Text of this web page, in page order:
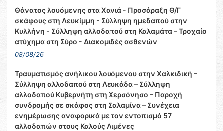
Θάνατος λουόμενης στα Χανιά - Προσάραξη Θ/Γ
σκάφους στη Λευκίμμη - Σύλληψη ημεδαπού στην
Κυλλήνη - Σύλληψη αλλοδαπού στη Καλαμάτα – Τροχαίο
ατύχημα στη Σύρο - Διακομιδές ασθενών
08/08/26
Τραυματισμός ανήλικου λουόμενου στην Χαλκιδική –
Σύλληψη αλλοδαπού στη Λευκάδα – Σύλληψη
αλλοδαπού Κυβερνήτη στη Χερσόνησο – Παροχή
συνδρομής σε σκάφος στη Σαλαμίνα – Συνέχεια
ενημέρωσης αναφορικά με τον εντοπισμό 57
αλλοδαπών στους Καλούς Λιμένες